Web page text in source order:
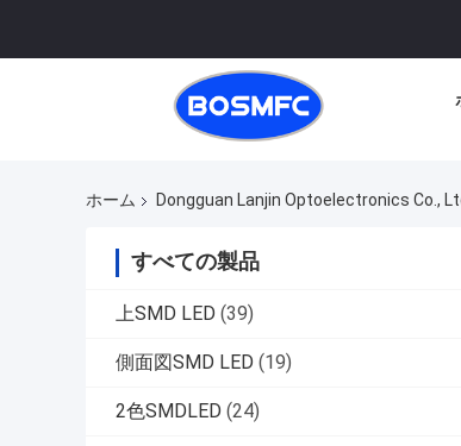
ホーム Dongguan Lanjin Optoelectronics Co.,
すべての製品
上SMD LED (39)
側面図SMD LED (19)
2色SMDLED (24)